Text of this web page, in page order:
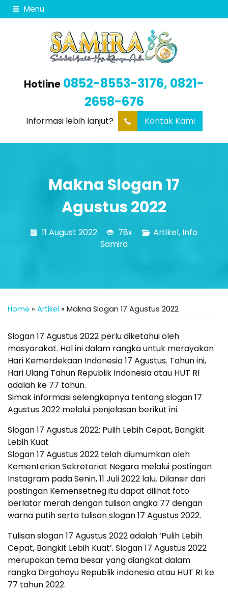
Menu
Hotline 0852-8553-3176, 0821-
2658-676
Informasi lebih lanjut? Kontak Kami
Makna Slogan 17
Agustus 2022
11 August 2022 78x Artikel, Info
Samira
Home » Artikel » Makna Slogan 17 Agustus 2022
Slogan 17 Agustus 2022 perlu diketahui oleh
masyarakat. Hal ini dalam rangka untuk merayakan
Hari Kemerdekaan Indonesia 17 Agustus. Tahun ini,
Hari Ulang Tahun Republik Indonesia atau HUT RI
adalah ke 77 tahun.
Simak informasi selengkapnya tentang slogan 17
Agustus 2022 melalui penjelasan berikut ini.
Slogan 17 Agustus 2022: Pulih Lebih Cepat, Bangkit
Lebih Kuat
Slogan 17 Agustus 2022 telah diumumkan oleh
Kementerian Sekretariat Negara melalui postingan
Instagram pada Senin, 11 Juli 2022 lalu. Dilansir dari
postingan Kemensetneg itu dapat dilihat foto
berlatar merah dengan tulisan angka 77 dengan
warna putih serta tulisan slogan 17 Agustus 2022.
Tulisan slogan 17 Agustus 2022 adalah ‘Pulih Lebih
Cepat, Bangkit Lebih Kuat’. Slogan 17 Agustus 2022
merupakan tema besar yang diangkat dalam
rangka Dirgahayu Republik indonesia atau HUT RI ke
77 tahun 2022.